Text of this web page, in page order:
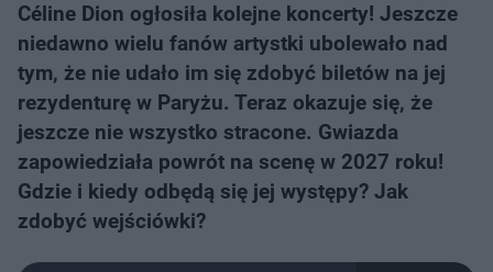
Céline Dion ogłosiła kolejne koncerty! Jeszcze
niedawno wielu fanów artystki ubolewało nad
tym, że nie udało im się zdobyć biletów na jej
rezydenturę w Paryżu. Teraz okazuje się, że
jeszcze nie wszystko stracone. Gwiazda
zapowiedziała powrót na scenę w 2027 roku!
Gdzie i kiedy odbędą się jej występy? Jak
zdobyć wejściówki?